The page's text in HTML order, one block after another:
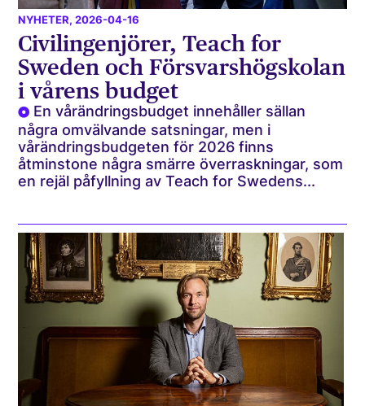
NYHETER, 2026-04-16
Civilingenjörer, Teach for
Sweden och Försvarshögskolan
i vårens budget
En vårändringsbudget innehåller sällan
några omvälvande satsningar, men i
vårändringsbudgeten för 2026 finns
åtminstone några smärre överraskningar, som
en rejäl påfyllning av Teach for Swedens...